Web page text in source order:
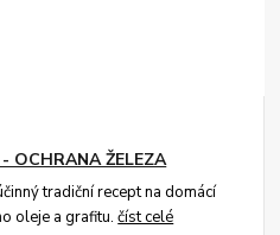
OCHRANA ŽELEZA
tradiční recept na domácí
oleje a grafitu.číst celé